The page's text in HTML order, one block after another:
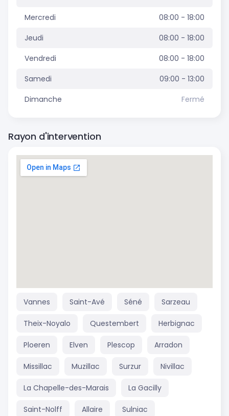
Mercredi
08:00 - 18:00
Jeudi
08:00 - 18:00
Vendredi
08:00 - 18:00
Samedi
09:00 - 13:00
Dimanche
Fermé
Rayon d'intervention
Vannes Saint-Avé Séné Sarzeau
Theix-Noyalo Questembert Herbignac
Ploeren Elven Plescop Arradon
Missillac Muzillac Surzur Nivillac
La Chapelle-des-Marais La Gacilly
Saint-Nolff Allaire Sulniac